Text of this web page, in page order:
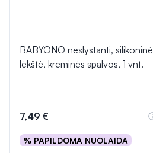
BABYONO neslystanti, silikoninė
lėkštė, kreminės spalvos, 1 vnt.
7,49 €
% PAPILDOMA NUOLAIDA